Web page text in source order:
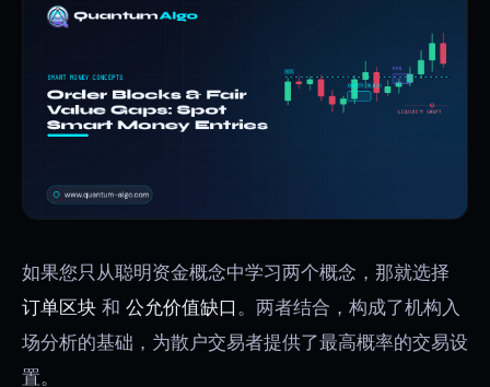
如果您只从聪明资金概念中学习两个概念，那就选择
订单区块 和 公允价值缺口。两者结合，构成了机构入
场分析的基础，为散户交易者提供了最高概率的交易设
置。